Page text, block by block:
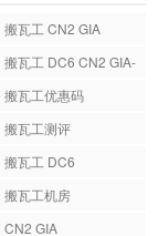
搬瓦工 CN2 GIA
搬瓦工 DC6 CN2 GIA-
搬瓦工优惠码
搬瓦工测评
搬瓦工 DC6
搬瓦工机房
CN2 GIA